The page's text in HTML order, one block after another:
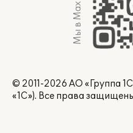
Мы в Max
© 2011-2026 АО «Группа
«1С»). Все права